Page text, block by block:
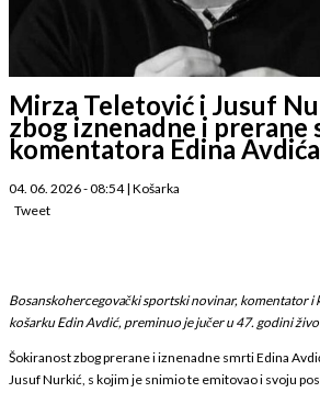
Mirza Teletović i Jusuf
zbog iznenadne i prerane
komentatora Edina Avdića
04. 06. 2026 - 08:54| Košarka
Tweet
Bosanskohercegovački sportski novinar, komentator i
košarku Edin Avdić, preminuo je jučer u 47. godini
Šokiranost zbog prerane i iznenadne smrti Edina
Jusuf Nurkić, s kojim je snimio te emitovao i svoju